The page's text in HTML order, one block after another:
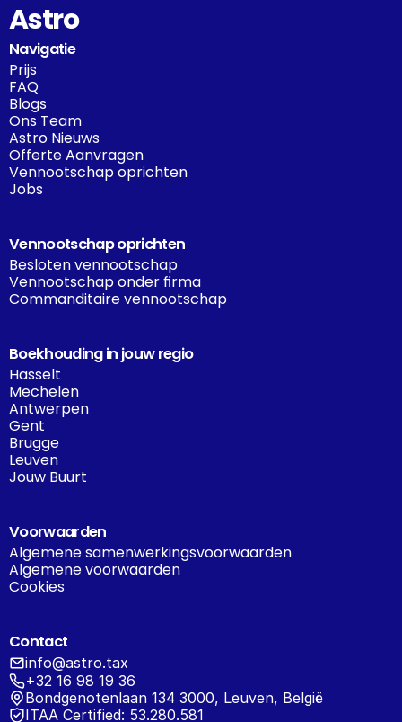
Astro
Navigatie
Prijs
FAQ
Blogs
Ons Team
Astro Nieuws
Offerte Aanvragen
Vennootschap oprichten
Jobs
Vennootschap oprichten
Besloten vennootschap
Vennootschap onder firma
Commanditaire vennootschap
Boekhouding in jouw regio
Hasselt
Mechelen
Antwerpen
Gent
Brugge
Leuven
Jouw Buurt
Voorwaarden
Algemene samenwerkingsvoorwaarden
Algemene voorwaarden
Cookies
Contact
info@astro.tax
+32 16 98 19 36
Bondgenotenlaan 134 3000, Leuven, België
ITAA Certified: 53.280.581